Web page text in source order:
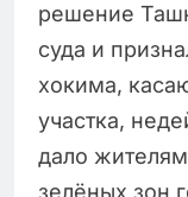
решение
суда и
хокима,
участка,
дало
зелёных зон